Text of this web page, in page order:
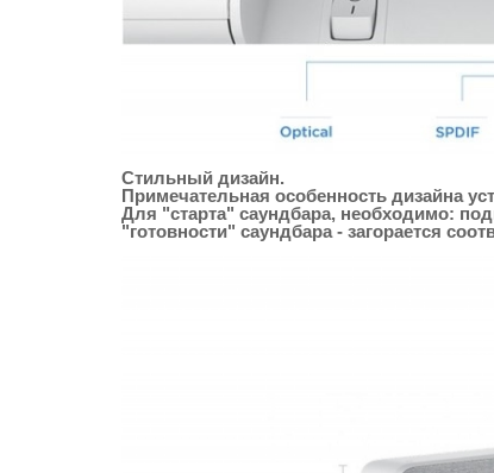
Стильный дизайн.
Примечательная особенность дизайна
Для "старта" саундбара, необходимо:
"готовности" саундбара - загорается